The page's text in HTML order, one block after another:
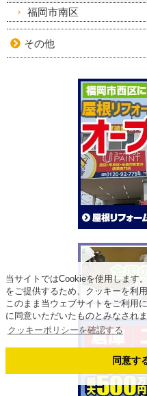
当サイトではCookieを使用します
をご提供するため、クッキーを利用
このまま当ウェブサイトをご利用
に同意いただいたものとみなされ
クッキーポリシーを確認する
同意す
福岡市南区
その他